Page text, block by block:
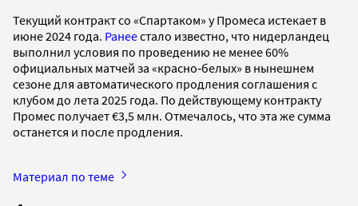
Текущий контракт со «Спартаком» у Промеса истекает в
июне 2024 года. Ранеестало известно, что нидерландец
выполнил условия по проведению не менее 60%
официальных матчей за «красно‑белых» в нынешнем
сезоне для автоматического продления соглашения с
клубом до лета 2025 года. По действующему контракту
Промес получает €3,5 млн. Отмечалось, что эта же сумма
останется и после продления.
Материал по теме